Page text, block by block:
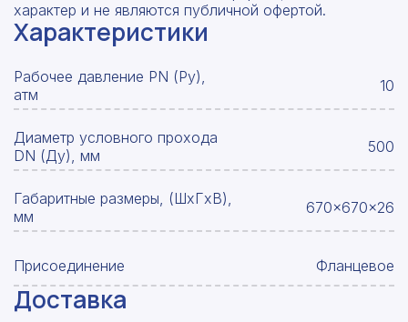
характер и не являются публичной офертой.
Характеристики
Рабочее давление PN (Ру),
атм
10
Диаметр условного прохода
DN (Ду), мм
500
Габаритные размеры, (ШxГxВ),
мм
670x670x26
Присоединение Фланцевое
Доставка